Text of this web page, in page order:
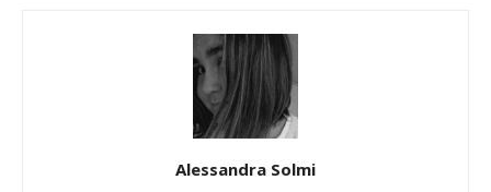
Alessandra Solmi